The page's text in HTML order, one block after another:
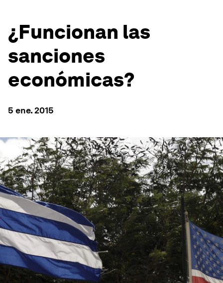
¿Funcionan las
sanciones
económicas?
5 ene. 2015